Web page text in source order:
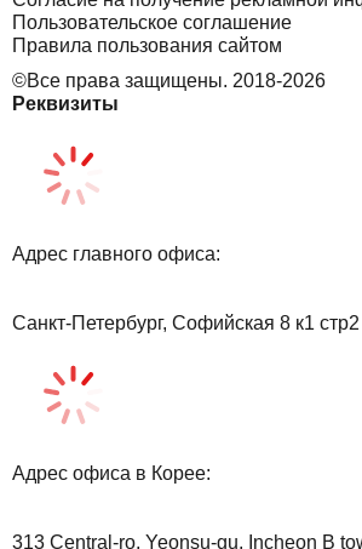
Пользовательское соглашение
Правила пользования сайтом
©Все права защищены. 2018-2026
Реквизиты
Адрес главного офиса:
Санкт-Петербург, Софийская 8 к1 стр2
Адрес офиса в Корее:
313 Central-ro, Yeonsu-gu, Incheon B